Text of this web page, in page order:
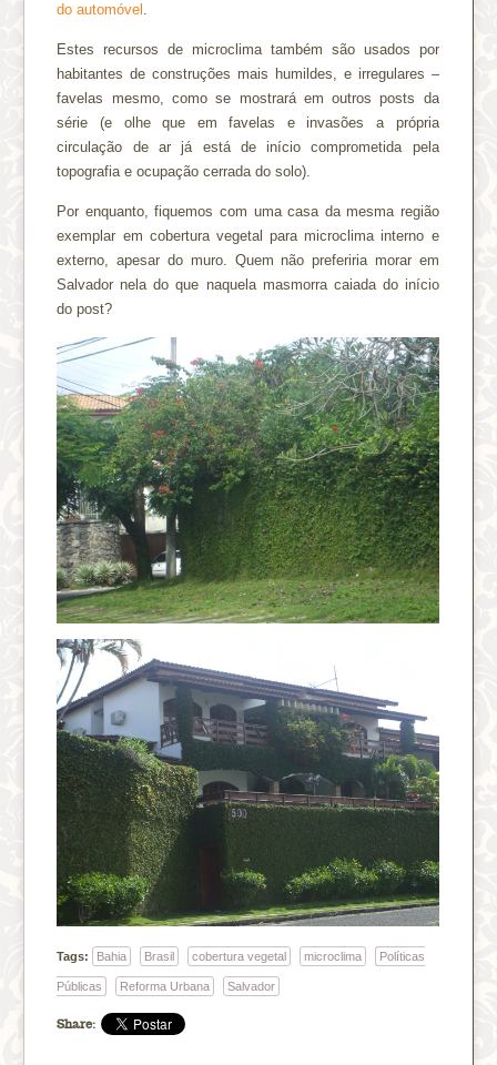
do automóvel .
Estes recursos de microclima também são usados por
habitantes de construções mais humildes, e irregulares –
favelas mesmo, como se mostrará em outros posts da
série (e olhe que em favelas e invasões a própria
circulação de ar já está de início comprometida pela
topografia e ocupação cerrada do solo).
Por enquanto, fiquemos com uma casa da mesma região
exemplar em cobertura vegetal para microclima interno e
externo, apesar do muro. Quem não preferiria morar em
Salvador nela do que naquela masmorra caiada do início
do post?
Tags: Bahia Brasil cobertura vegetal microclima Políticas
Públicas Reforma Urbana Salvador
Share: